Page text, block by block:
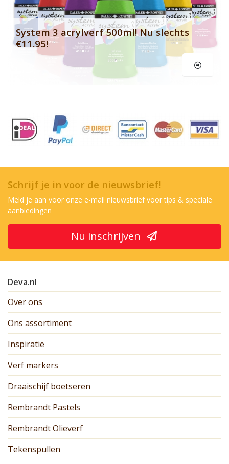
System 3 acrylverf 500ml! Nu slechts
€11.95!
Schrijf je in voor de nieuwsbrief!
Meld je aan voor onze e-mail nieuwsbrief voor tips & speciale
aanbiedingen
Nu inschrijven
Deva.nl
Over ons
Ons assortiment
Inspiratie
Verf markers
Draaischijf boetseren
Rembrandt Pastels
Rembrandt Olieverf
Tekenspullen